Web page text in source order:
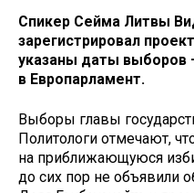
Спикер Сейма Литвы
зарегистрировал
указаны даты выборов
в Европарламент.
Выборы главы
Политологи отмечают,
на приближающуюся
до сих пор не объявили